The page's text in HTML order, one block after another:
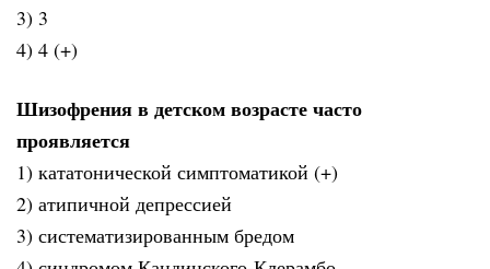
3) 3
4) 4 (+)
Шизофрения в детском возрасте часто
проявляется
1) кататонической симптоматикой (+)
2) атипичной депрессией
3) систематизированным бредом